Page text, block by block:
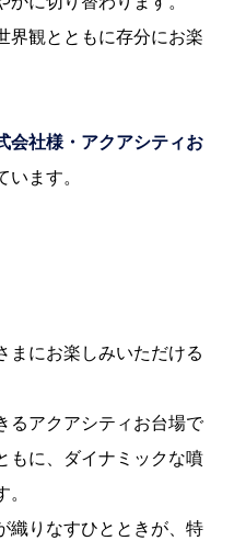
界観とともに存分にお楽
会社様・アクアシティお
ます。
まにお楽しみいただける
るアクアシティお台場で
もに、ダイナミックな噴
織りなすひとときが、特